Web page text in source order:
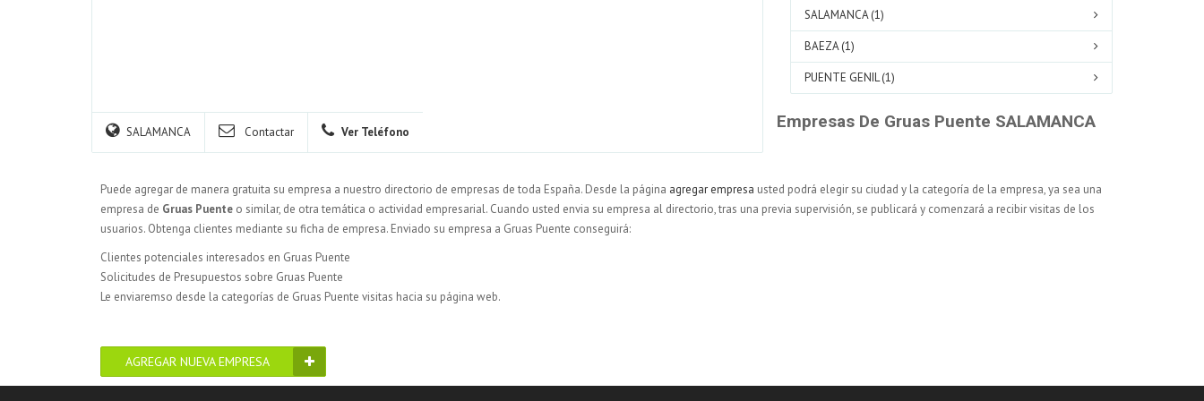
SALAMANCA Contactar Ver Teléfono
SALAMANCA (1)
BAEZA (1)
PUENTE GENIL (1)
Empresas De Gruas Puente SALAMANCA
Puede agregar de manera gratuita su empresa a nuestro directorio de empresas de toda España. Desde la página agregar empresa usted podrá elegir su ciudad y la categoría de la empresa, ya sea una
empresa de Gruas Puente o similar, de otra temática o actividad empresarial. Cuando usted envia su empresa al directorio, tras una previa supervisión, se publicará y comenzará a recibir visitas de los
usuarios. Obtenga clientes mediante su ficha de empresa. Enviado su empresa a Gruas Puente conseguirá:
Clientes potenciales interesados en Gruas Puente
Solicitudes de Presupuestos sobre Gruas Puente
Le enviaremso desde la categorías de Gruas Puente visitas hacia su página web.
AGREGAR NUEVA EMPRESA